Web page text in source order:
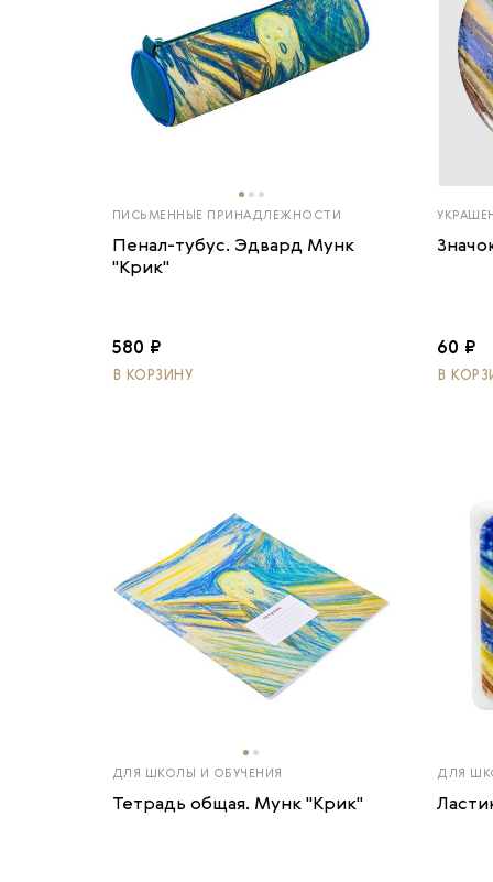
ПИСЬМЕННЫЕ ПРИНАДЛЕЖНОСТИ
Пенал-тубус. Эдвард Мунк
"Крик"
580 ₽
В КОРЗИНУ
60 ₽
В
ДЛЯ ШКОЛЫ И ОБУЧЕНИЯ
Тетрадь общая. Мунк "Крик"
ДЛЯ